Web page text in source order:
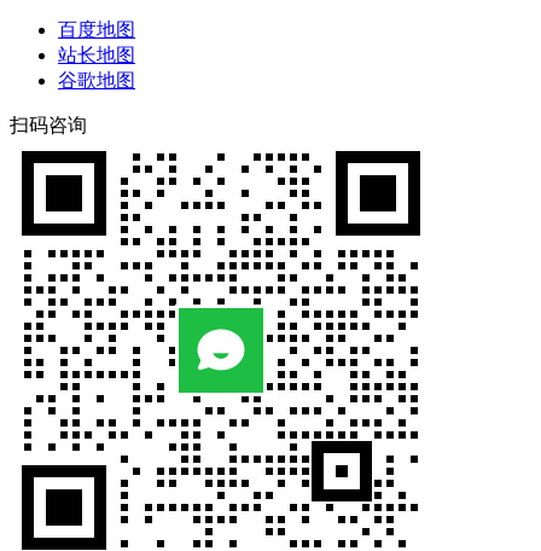
百度地图
站长地图
谷歌地图
扫码咨询